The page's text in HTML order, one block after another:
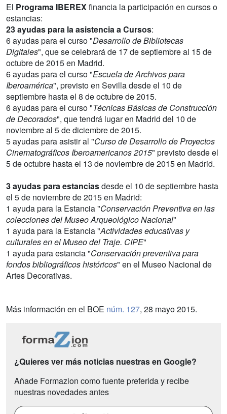
El Programa IBEREX financia la participación en cursos o
estancias:
23 ayudas para la asistencia a Cursos:
6 ayudas para el curso "Desarrollo de Bibliotecas
Digitales", que se celebrará de 17 de septiembre al 15 de
octubre de 2015 en Madrid.
6 ayudas para el curso "Escuela de Archivos para
Iberoamérica", previsto en Sevilla desde el 10 de
septiembre hasta el 8 de octubre de 2015.
6 ayudas para el curso "Técnicas Básicas de Construcción
de Decorados", que tendrá lugar en Madrid del 10 de
noviembre al 5 de diciembre de 2015.
5 ayudas para asistir al "Curso de Desarrollo de Proyectos
Cinematográficos Iberoamericanos 2015" previsto desde el
5 de octubre hasta el 13 de noviembre de 2015 en Madrid.
3 ayudas para estanciasdesde el 10 de septiembre hasta
el 5 de noviembre de 2015 en Madrid:
1 ayuda para la Estancia "Conservación Preventiva en las
colecciones del Museo Arqueológico Nacional"
1 ayuda para la Estancia "Actividades educativas y
culturales en el Museo del Traje. CIPE"
1 ayuda para estancia "Conservación preventiva para
fondos bibliográficos históricos" en el Museo Nacional de
Artes Decorativas.
Más información en el BOE núm. 127, 28 mayo 2015.
¿Quieres ver más noticias nuestras en Google?
Añade Formazion como fuente preferida y recibe
nuestras novedades antes